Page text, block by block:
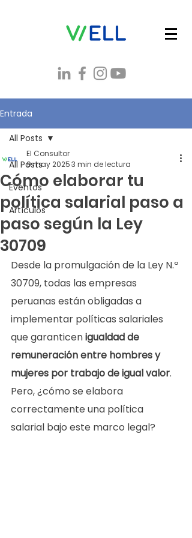
Entrada
All Posts
Eventos
Artículos
All Posts
Cómo elaborar tu
política salarial paso a
paso según la Ley
30709
El Consultor
9 may 20253 min de lectura
Desde la promulgación de la Ley N.º
30709, todas las empresas
peruanas están obligadas a
implementar políticas salariales
que garanticen igualdad de
remuneración entre hombres y
mujeres por trabajo de igual valor.
Pero, ¿cómo se elabora
correctamente una política
salarial bajo este marco legal?